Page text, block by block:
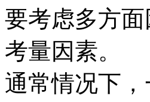
要考虑多方
考量因素。
通常情况下